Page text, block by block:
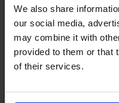
We also share
our social media,
may combine it with
provided to them or that
of their services.